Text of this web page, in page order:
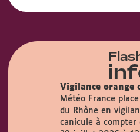
Vigilance orange
Météo France
du Rhône en
canicule à compter